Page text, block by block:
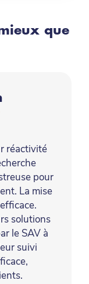
que
réactivité
pour
La mise
solutions
le SAV à
suivi